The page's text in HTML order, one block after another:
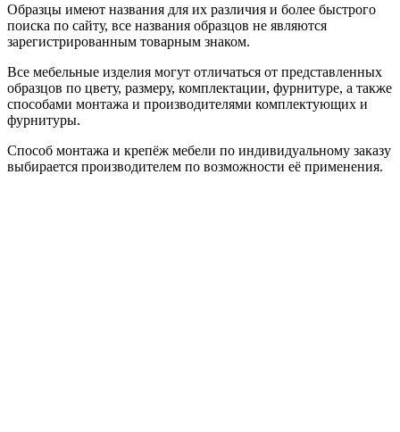
Образцы имеют названия для их различия и более быстрого
поиска по сайту, все названия образцов не являются
зарегистрированным товарным знаком.
Все мебельные изделия могут отличаться от представленных
образцов по цвету, размеру, комплектации, фурнитуре, а также
способами монтажа и производителями комплектующих и
фурнитуры.
Способ монтажа и крепёж мебели по индивидуальному заказу
выбирается производителем по возможности её применения.